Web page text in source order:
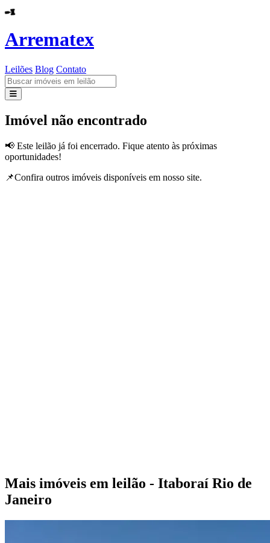
Arrematex
Leilões Blog Contato
Leilões
Imóvel não encontrado
📢 Este leilão já foi encerrado. Fique atento às próximas
oportunidades!
📌Confira outros imóveis disponíveis em nosso site.
Mais imóveis em leilão - Itaboraí Rio de
Janeiro